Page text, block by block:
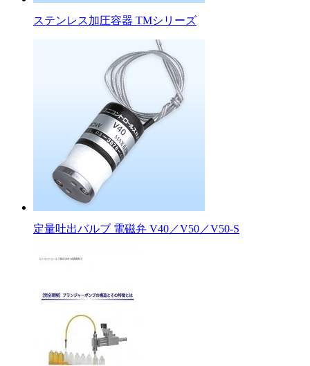
ステンレス加圧容器 TMシリーズ
定量吐出バルブ 電磁弁 V40／V50／V50-S